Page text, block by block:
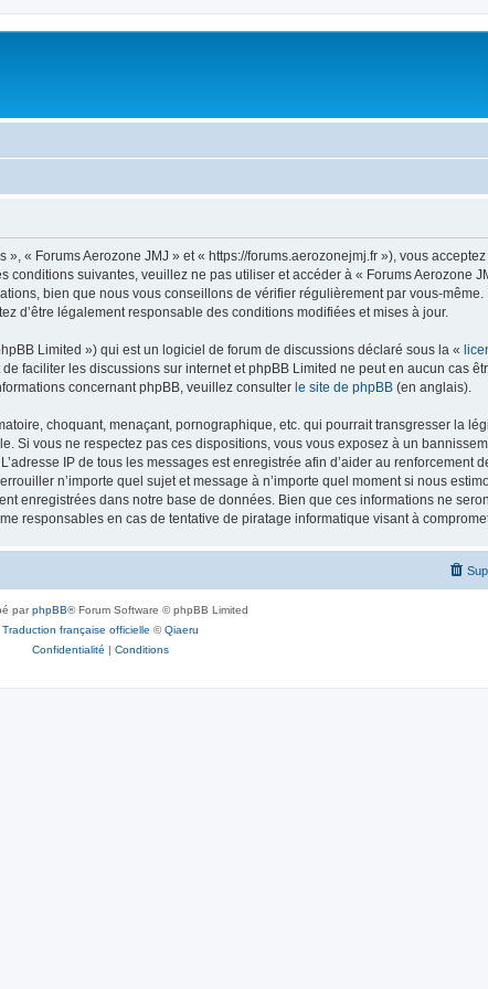
« Forums Aerozone JMJ » et « https://forums.aerozonejmj.fr »), vous
conditions suivantes, veuillez ne pas utiliser et accéder à « Forums Aerozone
bien que nous vous conseillons de vérifier régulièrement par vous-
d’être légalement responsable des conditions modifiées et mises à jour.
Limited ») qui est un logiciel de forum de discussions déclaré sous la «
faciliter les discussions sur internet et phpBB Limited ne peut en aucun cas
concernant phpBB, veuillez consulter le site de phpBB (en anglais).
choquant, menaçant, pornographique, etc. qui pourrait transgresser la
Si vous ne respectez pas ces dispositions, vous vous exposez à un
IP de tous les messages est enregistrée afin d’aider au renforcement
n’importe quel sujet et message à n’importe quel moment si nous
enregistrées dans notre base de données. Bien que ces informations ne
responsables en cas de tentative de piratage informatique visant à
parphpBB® Forum Software © phpBB Limited
Traduction française officielle ©Qiaeru
Confidentialité | Conditions